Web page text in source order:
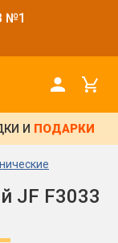
№1
И ПОДАРКИ
JF F3033